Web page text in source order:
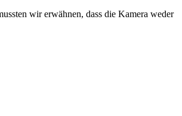
wir erwähnen, dass die Kamera weder